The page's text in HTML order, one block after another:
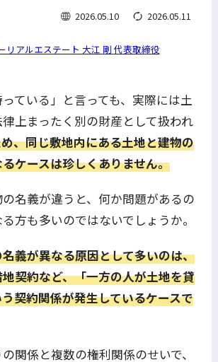
2026.05.10 2026.05.11
リアルエステート 大江 剛 代表取締役
っている」と言っても、実際には土
上まったく別の財産として扱われ
、同じ敷地内にある土地と建物の
ケースは珍しくありません。
の名義が違うと、何か問題があるの
方も多いのではないでしょうか。
義が異なる原因として多いのは、
契約など、「一方の人が土地を貸
契約関係が発生しているケースで
関係と複数の権利関係のせいで、